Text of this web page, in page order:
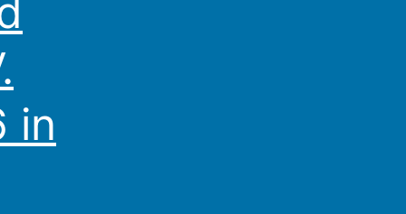
in